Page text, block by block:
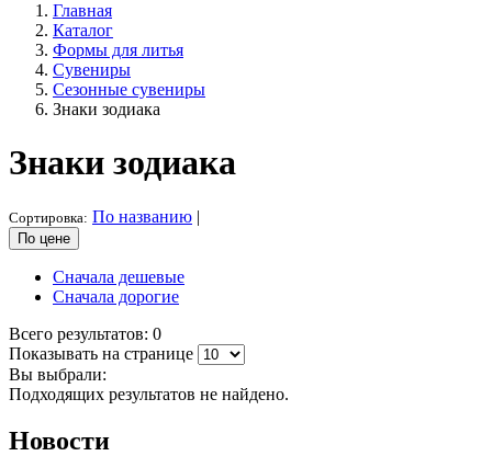
Главная
Каталог
Формы для литья
Сувениры
Сезонные сувениры
Знаки зодиака
Знаки зодиака
Сортировка: По названию |
По цене
Сначала дешевые
Сначала дорогие
Всего результатов: 0
Показывать на странице
Вы выбрали:
Подходящих результатов не найдено.
Новости